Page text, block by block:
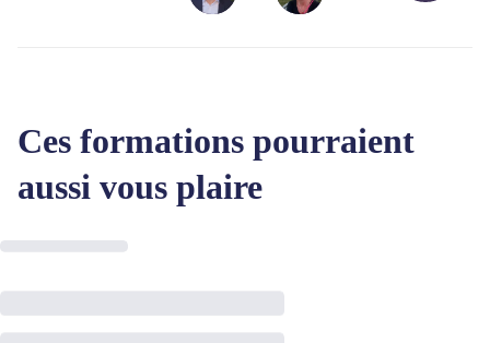
Ces formations pourraient
aussi vous plaire